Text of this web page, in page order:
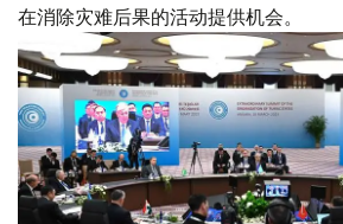
在消除灾难后果的活动提供机会。